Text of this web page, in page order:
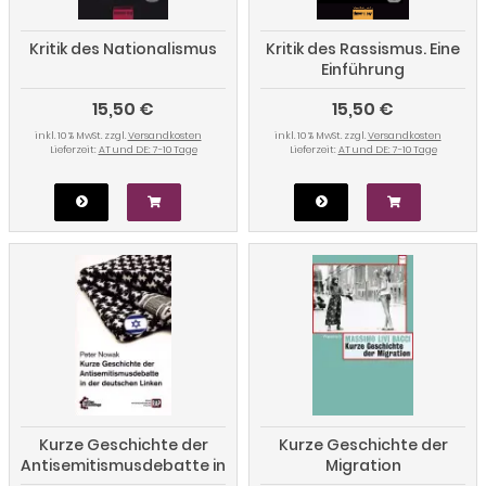
Kritik des Nationalismus
15,50 €
inkl. 10 % MwSt. zzgl.Versandkosten
Lieferzeit: AT und DE: 7-10 Tage
Kritik des Rassismus. Eine
Einführung
15,50 €
inkl. 10 % MwSt. zzgl.Versandkosten
Lieferzeit: AT und DE: 7-10 Tage
Kurze Geschichte der
Antisemitismusdebatte in
Kurze Geschichte der
Migration